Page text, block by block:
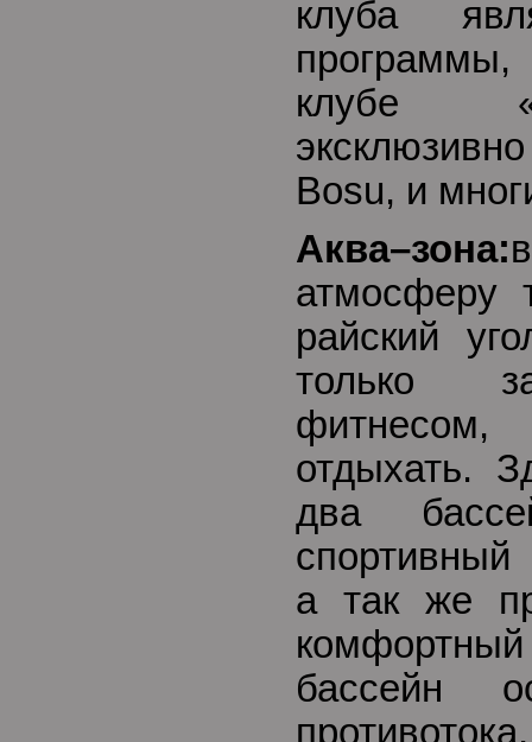
клуба
клубе
Bosu, и
Аква–зона:
атмосферу
райский
только
фитнесом,
отдыхать.
два
спортивный
а так же
бассейн